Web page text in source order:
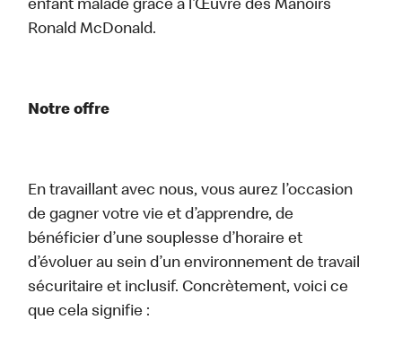
enfant malade grâce à l’Œuvre des Manoirs
Ronald McDonald.
Notre offre
En travaillant avec nous, vous aurez l’occasion
de gagner votre vie et d’apprendre, de
bénéficier d’une souplesse d’horaire et
d’évoluer au sein d’un environnement de travail
sécuritaire et inclusif. Concrètement, voici ce
que cela signifie :